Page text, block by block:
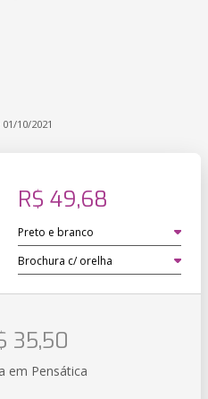
10/2021
R$ 49,68
35,50
em Pensática